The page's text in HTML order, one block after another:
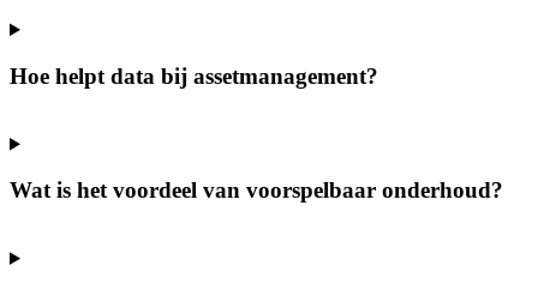
Hoe helpt data bij assetmanagement?
Wat is het voordeel van voorspelbaar onderhoud?